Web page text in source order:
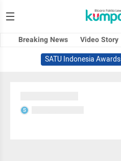
Breaking News Video Story
SATU Indonesia Awards
S